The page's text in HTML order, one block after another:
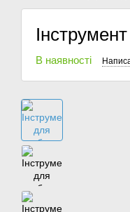
В наявності